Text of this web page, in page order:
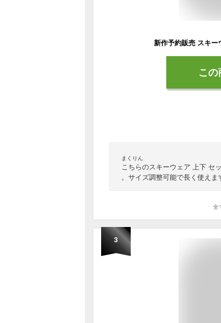
こ
まくりん
こちらのスキーウェア 上下 セ
。サイズ調整可能で長く使え
全
3